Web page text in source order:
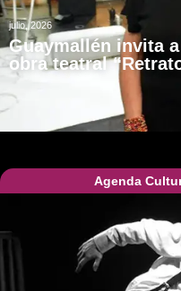
julio, 2026
Guaymallén invita
obra teatral
Agenda